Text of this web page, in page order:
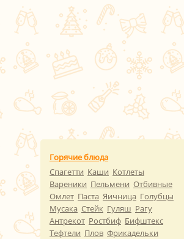
Горячие блюда
Спагетти Каши Котлеты
Вареники Пельмени Отбивные
Омлет Паста Яичница Голубцы
Мусака Стейк Гуляш Рагу
Антрекот Ростбиф Бифштекс
Тефтели Плов Фрикадельки